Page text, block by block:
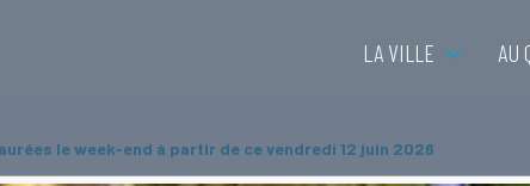
LA VILLE AU
le week-end à partir de ce vendredi 12 juin 2026